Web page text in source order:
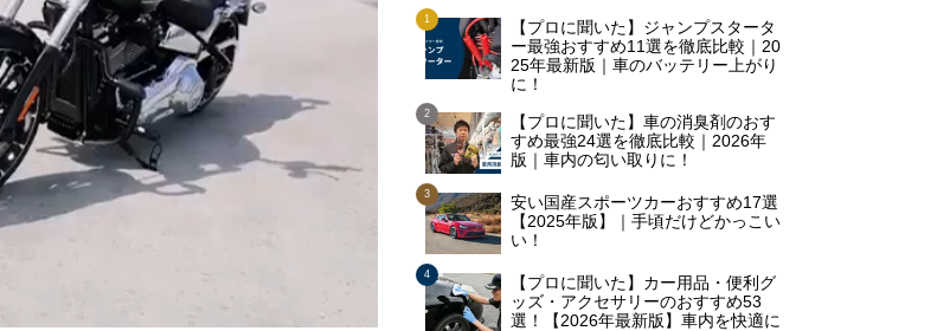
【プロに聞いた】ジャンプスタータ
ー最強おすすめ11選を徹底比較｜20
25年最新版｜車のバッテリー上がり
に！
【プロに聞いた】車の消臭剤のおす
すめ最強24選を徹底比較｜2026年
版｜車内の匂い取りに！
安い国産スポーツカーおすすめ17選
【2025年版】｜手頃だけどかっこい
い！
【プロに聞いた】カー用品・便利グ
ッズ・アクセサリーのおすすめ53
選！【2026年最新版】車内を快適に